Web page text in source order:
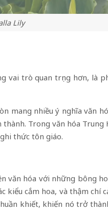
Lily
trò quan trọng hơn, là
mang nhiều ý nghĩa văn
Trong văn hóa
thức tôn giáo.
văn hóa với những bông
cắm hoa, và thậm chí
khiết, khiến nó trở